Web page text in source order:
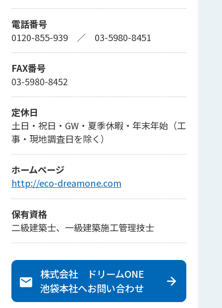
電話番号
0120-855-939／ 03-5980-8451
FAX番号
03-5980-8452
定休日
土日・祝日・GW・夏季休暇・年末年始（工
事・現地調査日を除く）
ホームページ
http://eco-dreamone.com
保有資格
二級建築士、一級建築施工管理技士
株式会社 ドリームONE
池袋本社へお問い合わせ